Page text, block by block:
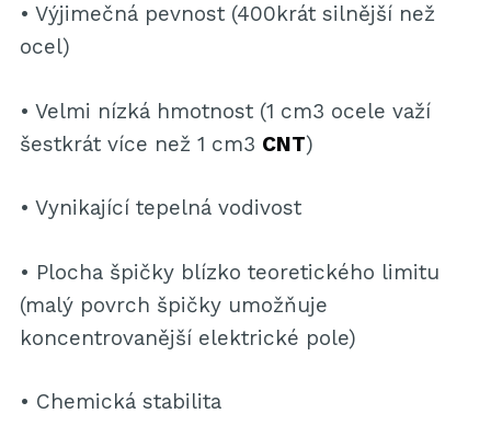
• Výjimečná pevnost (400krát silnější než
ocel)
• Velmi nízká hmotnost (1 cm3 ocele važí
šestkrát více než 1 cm3 CNT)
• Vynikající tepelná vodivost
• Plocha špičky blízko teoretického limitu
(malý povrch špičky umožňuje
koncentrovanější elektrické pole)
• Chemická stabilita